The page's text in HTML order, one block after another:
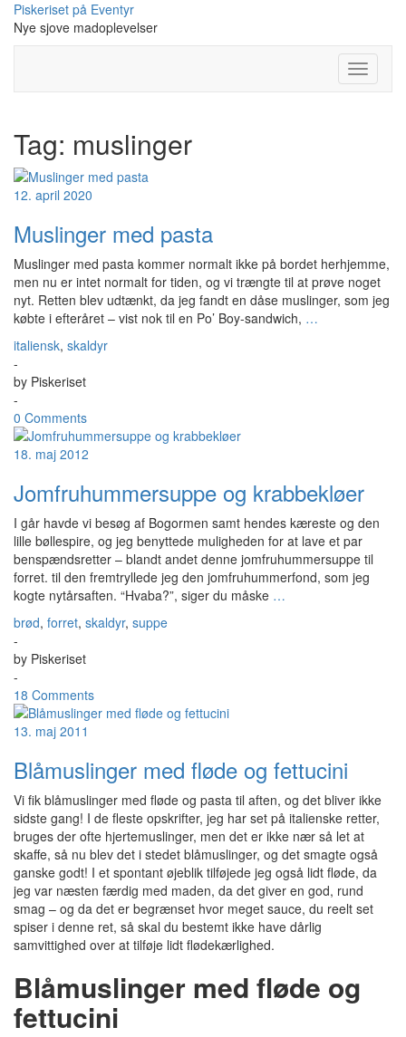
Skip
content
Piskeriset på Eventyr
Nye sjove madoplevelser
Toggle
Tag: muslinger
12. april 2020
Muslinger med pasta
Muslinger med pasta kommer normalt ikke på bordet herhjemme,
men nu er intet normalt for tiden, og vi trængte til at prøve noget
nyt. Retten blev udtænkt, da jeg fandt en dåse muslinger, som jeg
købte i efteråret – vist nok til en Po’ Boy-sandwich, …
italiensk, skaldyr
-
by Piskeriset
-
0 Comments
18. maj 2012
Jomfruhummersuppe og krabbekløer
I går havde vi besøg af Bogormen samt hendes kæreste og den
lille bøllespire, og jeg benyttede muligheden for at lave et par
benspændsretter – blandt andet denne jomfruhummersuppe til
forret. til den fremtryllede jeg den jomfruhummerfond, som jeg
kogte nytårsaften. “Hvaba?”, siger du måske …
brød, forret, skaldyr, suppe
-
by Piskeriset
-
18 Comments
13. maj 2011
Blåmuslinger med fløde og fettucini
Vi fik blåmuslinger med fløde og pasta til aften, og det bliver ikke
sidste gang! I de fleste opskrifter, jeg har set på italienske retter,
bruges der ofte hjertemuslinger, men det er ikke nær så let at
skaffe, så nu blev det i stedet blåmuslinger, og det smagte også
ganske godt! I et spontant øjeblik tilføjede jeg også lidt fløde, da
jeg var næsten færdig med maden, da det giver en god, rund
smag – og da det er begrænset hvor meget sauce, du reelt set
spiser i denne ret, så skal du bestemt ikke have dårlig
samvittighed over at tilføje lidt flødekærlighed.
Blåmuslinger med fløde og
fettucini